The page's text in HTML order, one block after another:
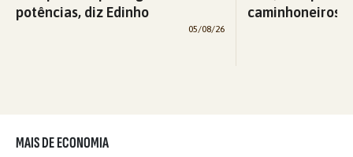
potências, diz Edinho
05/08/26
caminhoneiros
MAIS DE ECONOMIA